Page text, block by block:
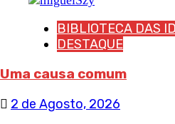
BIBLIOTECA DAS
DESTAQUE
Uma causa comum
2 de Agosto, 2026